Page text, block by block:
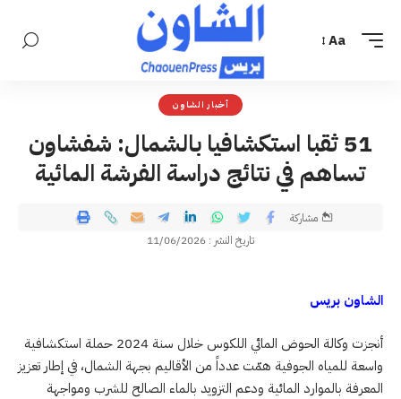
Aa
أخبار الشاون
51 ثقبا استكشافيا بالشمال: شفشاون
تساهم في نتائج دراسة الفرشة المائية
تاريخ النشر : 11/06/2026
مشاركة
الشاون بريس
أنجزت وكالة الحوض المائي اللكوس خلال سنة 2024 حملة استكشافية
واسعة للمياه الجوفية همّت عدداً من الأقاليم بجهة الشمال، في إطار تعزيز
المعرفة بالموارد المائية ودعم التزويد بالماء الصالح للشرب ومواجهة